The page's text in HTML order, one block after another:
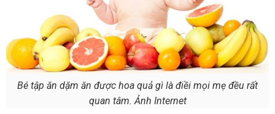
Bé tập ăn dặm ăn được hoa quả gì là điềi mọi mẹ đều rất
quan tâm. Ảnh Internet